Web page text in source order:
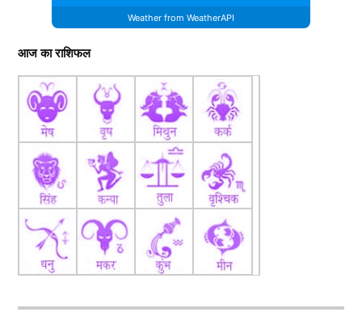
Weather from WeatherAPI
आज का राशिफल